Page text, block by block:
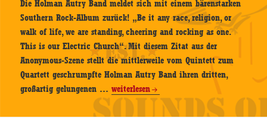
Die Holman Autry Band meldet sich mit einem bärenstarken
Southern Rock-Album zurück! „Be it any race, religion, or
walk of life, we are standing, cheering and rocking as one.
This is our Electric Church“. Mit diesem Zitat aus der
Anonymous-Szene stellt die mittlerweile vom Quintett zum
Quartett geschrumpfte Holman Autry Band ihren dritten,
großartig gelungenen …Holman
Autry
weiterlesen